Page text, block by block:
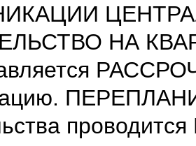
НА